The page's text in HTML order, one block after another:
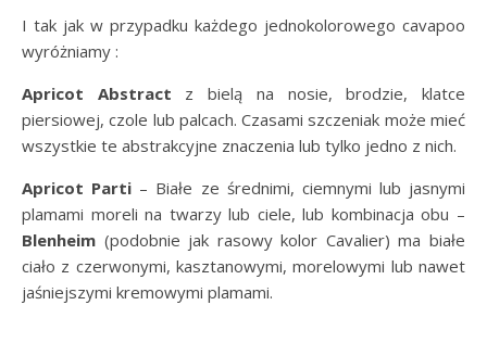
I tak jak w przypadku każdego jednokolorowego cavapoo
wyróżniamy :
Apricot Abstract z bielą na nosie, brodzie, klatce
piersiowej, czole lub palcach. Czasami szczeniak może mieć
wszystkie te abstrakcyjne znaczenia lub tylko jedno z nich.
Apricot Parti – Białe ze średnimi, ciemnymi lub jasnymi
plamami moreli na twarzy lub ciele, lub kombinacja obu –
Blenheim (podobnie jak rasowy kolor Cavalier) ma białe
ciało z czerwonymi, kasztanowymi, morelowymi lub nawet
jaśniejszymi kremowymi plamami.